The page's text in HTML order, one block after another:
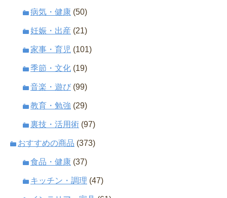
病気・健康 (50)
妊娠・出産 (21)
家事・育児 (101)
季節・文化 (19)
音楽・遊び (99)
教育・勉強 (29)
裏技・活用術 (97)
おすすめの商品 (373)
食品・健康 (37)
キッチン・調理 (47)